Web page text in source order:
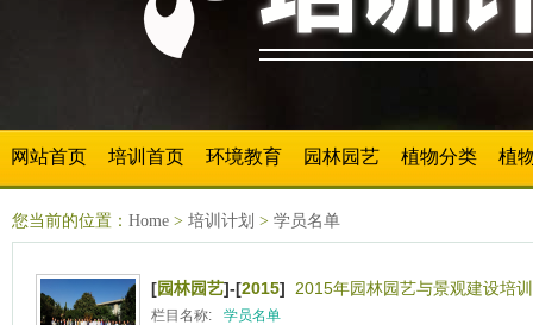
网站首页 培训首页 环境教育 园林园艺 植物分类 植
您当前的位置： Home > 培训计划 > 学员名单
[园林园艺]-[2015] 2015年园林园艺与景观建设培训
栏目名称:
学员名单